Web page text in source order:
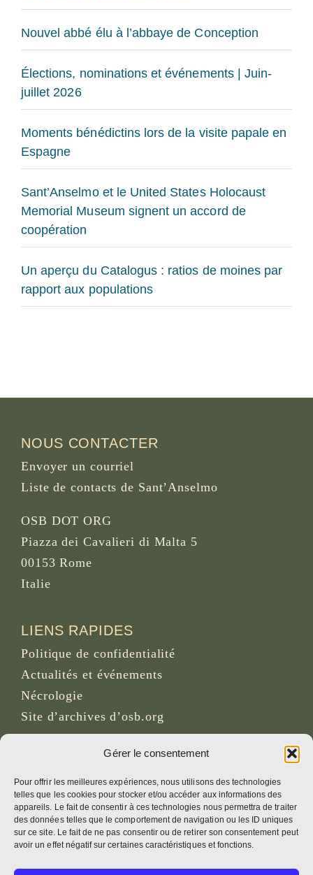
Gérer le consentement
Pour offrir les meilleures expériences, nous utilisons des technologies
telles que les cookies pour stocker et/ou accéder aux informations des
appareils. Le fait de consentir à ces technologies nous permettra de traiter
des données telles que le comportement de navigation ou les ID uniques
sur ce site. Le fait de ne pas consentir ou de retirer son consentement peut
avoir un effet négatif sur certaines caractéristiques et fonctions.
Nouvel abbé élu à l’abbaye de Conception
Élections, nominations et événements | Juin-
juillet 2026
Moments bénédictins lors de la visite papale en
Espagne
Sant’Anselmo et le United States Holocaust
Memorial Museum signent un accord de
coopération
Un aperçu du Catalogus : ratios de moines par
rapport aux populations
NOUS CONTACTER
Envoyer un courriel
Liste de contacts de Sant’Anselmo
OSB DOT ORG
Piazza dei Cavalieri di Malta 5
00153 Rome
Italie
LIENS RAPIDES
Politique de confidentialité
Actualités et événements
Nécrologie
Site d’archives d’osb.org
flux RSS
RÉSEAUX SOCIAUX
CRÉDITS